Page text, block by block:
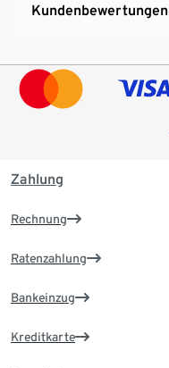
Kundenbewertungen
Zahlung
Rechnung
Ratenzahlung
Bankeinzug
Kreditkarte